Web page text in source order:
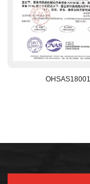
OHSAS18001